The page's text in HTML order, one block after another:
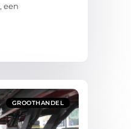
een
GROOTHANDEL